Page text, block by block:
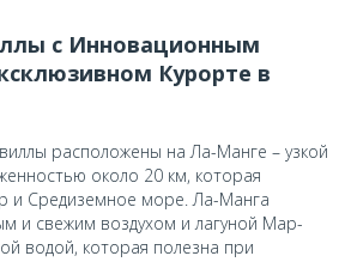
с Инновационным
Курорте в
расположены на Ла-Манге – узкой
около 20 км, которая
и Средиземное море. Ла-Манга
и свежим воздухом и лагуной Мар-
водой, которая полезна при